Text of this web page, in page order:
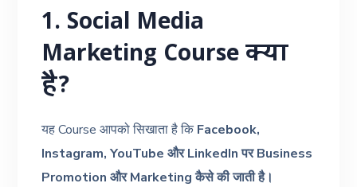
1. Social Media
Marketing Course क्या
है?
यह Course आपको सिखाता है कि Facebook,
Instagram, YouTube और LinkedIn पर Business
Promotion और Marketing कैसे की जाती है।